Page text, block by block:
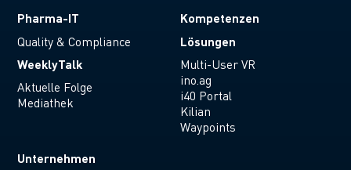
Pharma-IT
Quality & Compliance
WeeklyTalk
Aktuelle Folge
Mediathek
Kompetenzen
Lösungen
Multi-User VR
ino.ag
i40 Portal
Kilian
Waypoints
Unternehmen